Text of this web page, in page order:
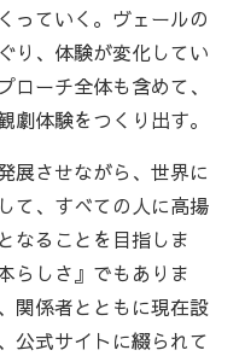
っていく。ヴェールの
り、体験が変化してい
ローチ全体も含めて、
劇体験をつくり出す。
展させながら、世界に
て、すべての人に高揚
なることを目指しま
らしさ』でもありま
関係者とともに現在設
公式サイトに綴られて